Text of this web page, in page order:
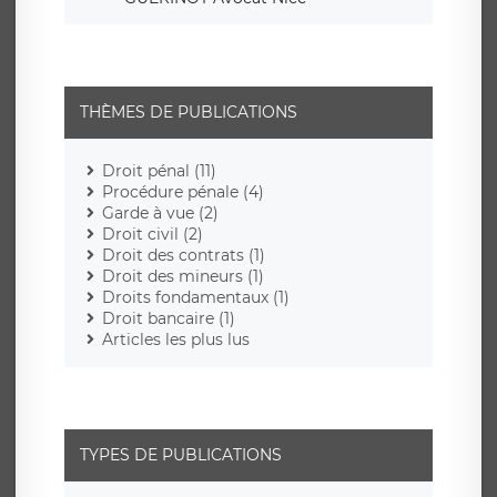
THÈMES DE PUBLICATIONS
Droit pénal (11)
Procédure pénale (4)
Garde à vue (2)
Droit civil (2)
Droit des contrats (1)
Droit des mineurs (1)
Droits fondamentaux (1)
Droit bancaire (1)
Articles les plus lus
TYPES DE PUBLICATIONS